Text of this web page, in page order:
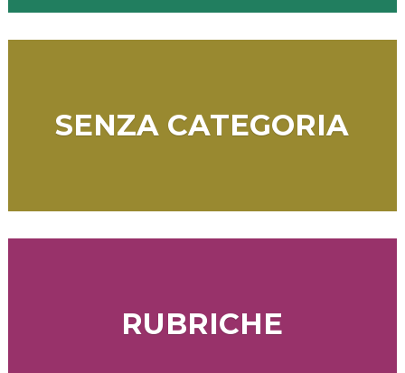
SENZA CATEGORIA
RUBRICHE